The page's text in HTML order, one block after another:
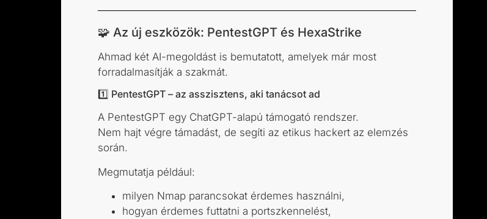
🧩 Az új eszközök: PentestGPT és HexaStrike
Ahmad két AI-megoldást is bemutatott, amelyek már most
forradalmasítják a szakmát.
1️⃣ PentestGPT – az asszisztens, aki tanácsot ad
A PentestGPT egy ChatGPT-alapú támogató rendszer.
Nem hajt végre támadást, de segíti az etikus hackert az elemzés
során.
Megmutatja például:
milyen Nmap parancsokat érdemes használni,
hogyan érdemes futtatni a portszkennelést,